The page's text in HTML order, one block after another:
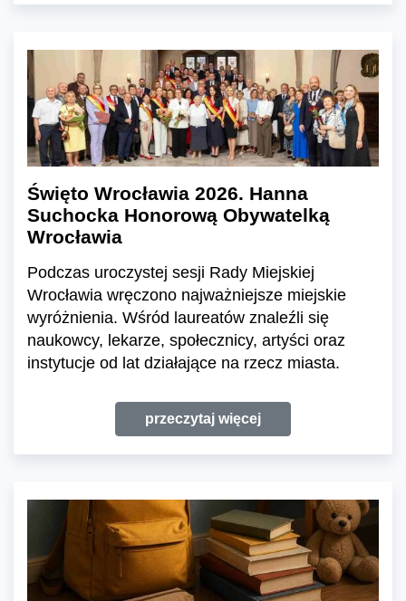
Święto Wrocławia 2026. Hanna
Suchocka Honorową Obywatelką
Wrocławia
Podczas uroczystej sesji Rady Miejskiej
Wrocławia wręczono najważniejsze miejskie
wyróżnienia. Wśród laureatów znaleźli się
naukowcy, lekarze, społecznicy, artyści oraz
instytucje od lat działające na rzecz miasta.
przeczytaj więcej